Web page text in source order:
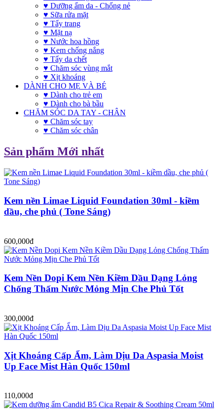
♥ Dưỡng ẩm da - Chống nẻ
♥ Sữa rửa mặt
♥ Tẩy trang
♥ Mặt nạ
♥ Nước hoa hồng
♥ Kem chống nắng
♥ Tẩy da chết
♥ Chăm sóc vùng mắt
♥ Xịt khoáng
DÀNH CHO MẸ VÀ BÉ
♥ Dành cho trẻ em
♥ Dành cho bà bầu
CHĂM SÓC DA TAY - CHÂN
♥ Chăm sóc tay
♥ Chăm sóc chân
Sản phẩm Mới nhất
Kem nền Limae Liquid Foundation 30ml - kiềm
dầu, che phủ ( Tone Sáng)
600,000đ
Kem Nền Dopi Kem Nền Kiềm Dầu Dạng Lỏng
Chống Thấm Nước Mỏng Mịn Che Phủ Tốt
300,000đ
Xịt Khoáng Cấp Ẩm, Làm Dịu Da Aspasia Moist
Up Face Mist Hàn Quốc 150ml
110,000đ